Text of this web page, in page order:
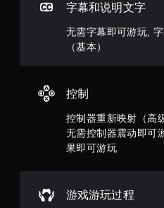
字幕和说明文字
无需字幕即可游玩,
（基本）
控制
控制器重新映射（高
无需控制器震动即可
果即可游玩
游戏游玩过程